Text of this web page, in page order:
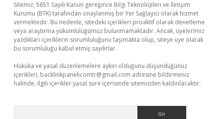
Sitemiz, 5651 Sayılı Kanun gereğince Bilgi Teknolojileri ve İletişim
Kurumu (BTK) tarafından onaylanmış bir Yer Sağlayıcı olarak hizmet
vermektedir. Bu nedenle, sitedeki içerikleri proaktif olarak denetleme
veya araştırma yükümlülüğümüz bulunmamaktadır. Ancak, üyelerimiz
yazdıkları içeriklerin sorumluluğunu taşımakta olup, siteye üye olarak
bu sorumluluğu kabul etmiş sayılırlar.
Hukuka ve yasal düzenlemelere aykırı olduğunu düşündüğünüz
içerikleri, backlinkpanelicomtr@gmail.com adresine bildirmeniz
halinde, ilgili içerikler yasal süre içerisinde sitemizden kaldırılacaktır.